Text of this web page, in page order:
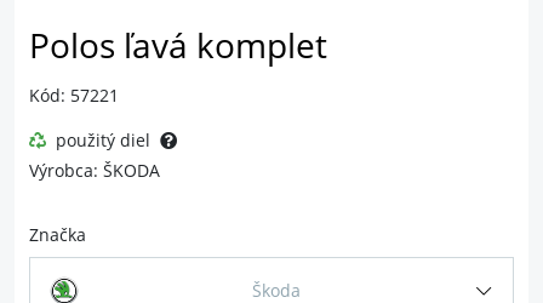
Polos ľavá komplet
Kód: 57221
použitý diel
Výrobca: ŠKODA
Značka
Škoda